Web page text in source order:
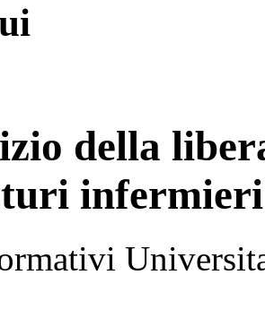
della
infermieri